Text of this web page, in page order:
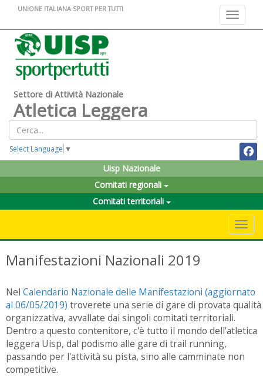
Toggle
UNIONE ITALIANA SPORT PER TUTTI
Settore di Attività Nazionale
Atletica Leggera
Select Language ▼
Uisp Nazionale
Comitati regionali
Comitati territoriali
Manifestazioni Nazionali 2019
Nel Calendario Nazionale delle Manifestazioni (aggiornato
al 06/05/2019) troverete una serie di gare di provata qualità
organizzativa, avvallate dai singoli comitati territoriali.
Dentro a questo contenitore, c'è tutto il mondo dell'atletica
leggera Uisp, dal podismo alle gare di trail running,
passando per l'attività su pista, sino alle camminate non
competitive.